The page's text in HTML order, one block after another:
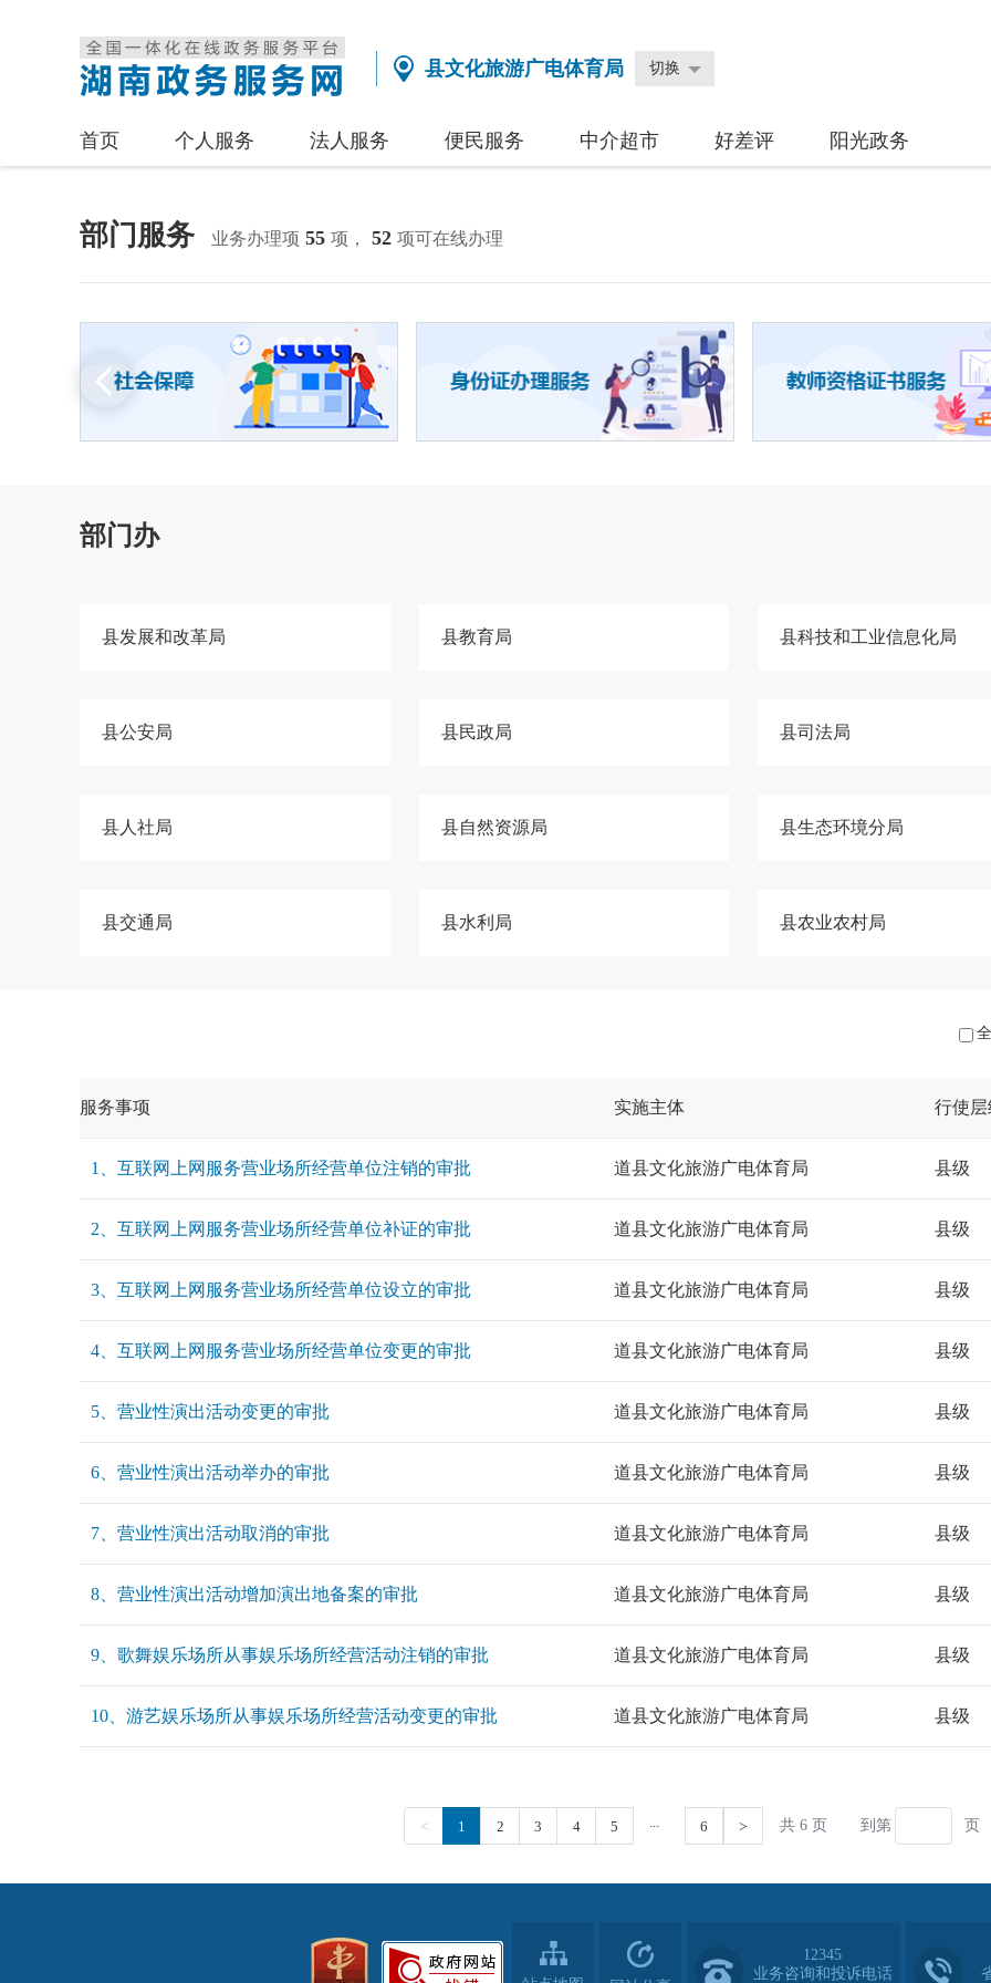
县文化旅游广电体育局 切换
首页 个人服务 法人服务 便民服务 中介超市 好差评 阳光政务
部门服务 业务办理项 55 项， 52 项可在线办理
部门办
县发展和改革局 县教育局 县科技和工业信息化局
县公安局 县民政局 县司法局
县人社局 县自然资源局 县生态环境分局
县交通局 县水利局 县农业农村局
12345
业务咨询和投诉电话